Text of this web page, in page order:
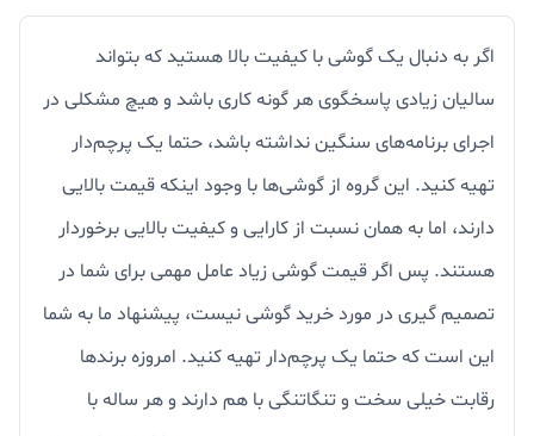
اگر به دنبال یک گوشی با کیفیت بالا هستید که بتواند
سالیان زیادی پاسخگوی هر گونه کاری باشد و هیچ مشکلی در
اجرای برنامه‌های سنگین نداشته باشد، حتما یک پرچم‌دار
تهیه کنید. این گروه از گوشی‌ها با وجود اینکه قیمت بالایی
دارند، اما به همان نسبت از کارایی و کیفیت بالایی برخوردار
هستند. پس اگر قیمت گوشی زیاد عامل مهمی برای شما در
تصمیم گیری در مورد خرید گوشی نیست، پیشنهاد ما به شما
این است که حتما یک پرچم‌دار تهیه کنید. امروزه برند‌ها
رقابت خیلی سخت و تنگاتنگی با هم دارند و هر ساله با